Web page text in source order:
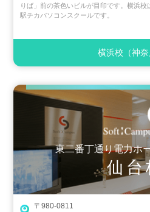
りば」前の茶色いビルが目印です。横浜
駅チカパソコンスクールです。
横浜校（神奈
東二番丁通り電力ホ
仙台
〒980-0811